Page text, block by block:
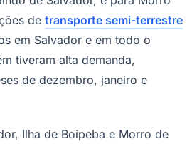
forma, o visitante fica bem
e consegue planejar a
explica.
fazem com que o estado
a diversidade de destinos e